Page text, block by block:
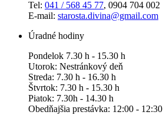
Tel: 041 / 568 45 77, 0904 704 002
E-mail: starosta.divina@gmail.com
Úradné hodiny
Pondelok 7.30 h - 15.30 h
Utorok: Nestránkový deň
Streda: 7.30 h - 16.30 h
Štvrtok: 7.30 h - 15.30 h
Piatok: 7.30h - 14.30 h
Obedňajšia prestávka: 12:00 - 12:30